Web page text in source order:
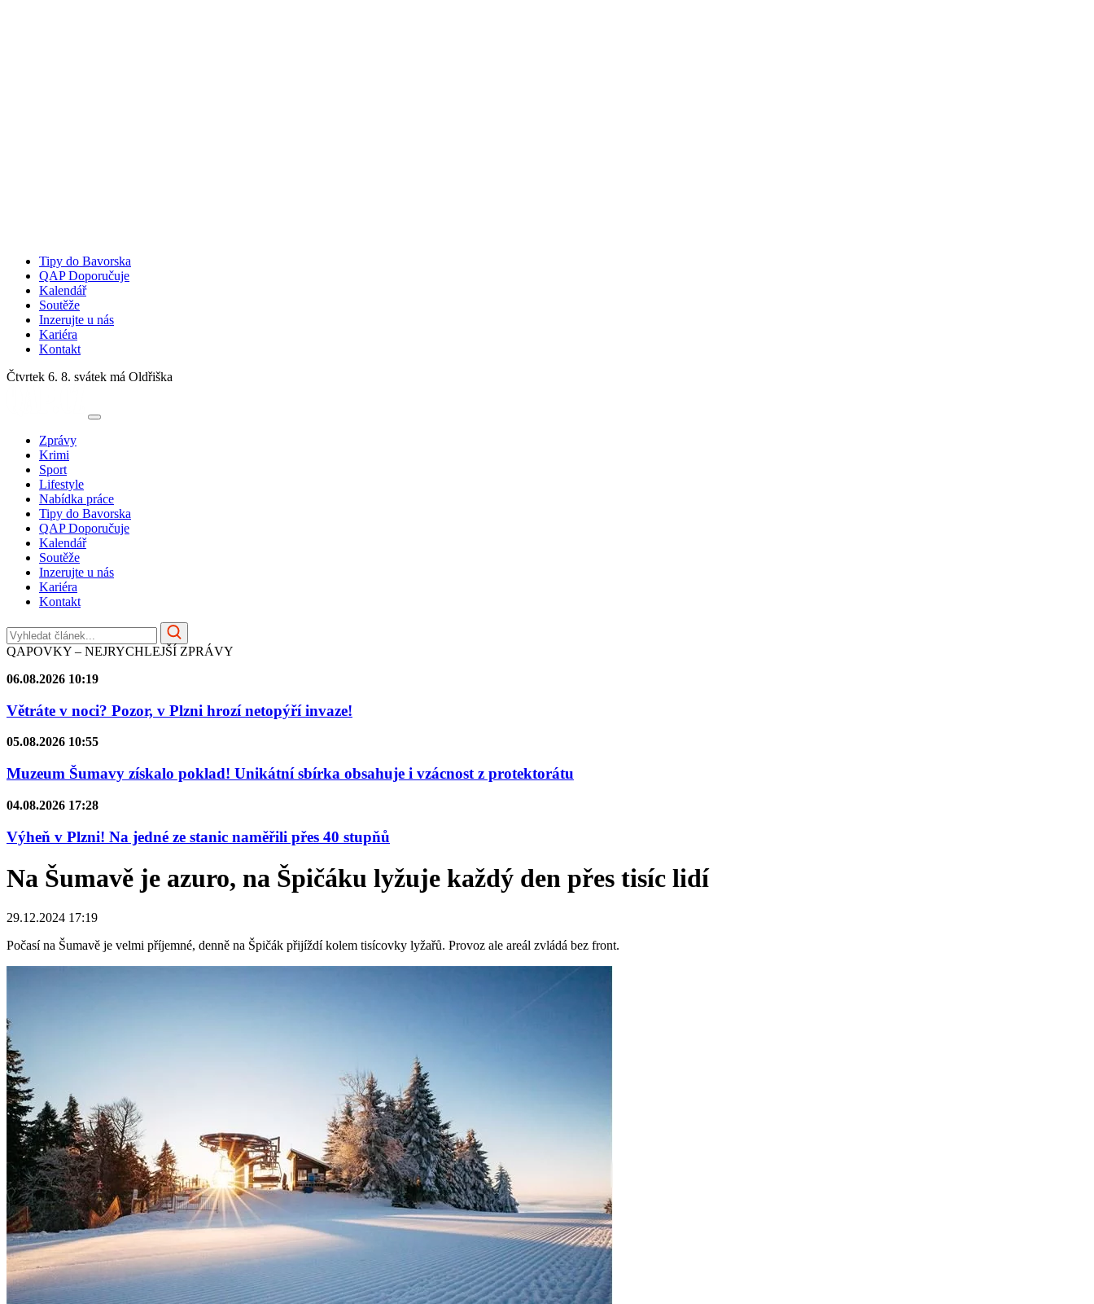
Tipy do Bavorska
QAP Doporučuje
Kalendář
Soutěže
Inzerujte u nás
Kariéra
Kontakt
Čtvrtek 6. 8. svátek má Oldřiška
Zprávy
Krimi
Sport
Lifestyle
Nabídka práce
Tipy do Bavorska
QAP Doporučuje
Kalendář
Soutěže
Inzerujte u nás
Kariéra
Kontakt
QAPOVKY – NEJRYCHLEJŠÍ ZPRÁVY
06.08.2026 10:19
Větráte v noci? Pozor, v Plzni hrozí netopýří invaze!
05.08.2026 10:55
Muzeum Šumavy získalo poklad! Unikátní sbírka obsahuje i vzácnost z protektorátu
04.08.2026 17:28
Výheň v Plzni! Na jedné ze stanic naměřili přes 40 stupňů
Na Šumavě je azuro, na Špičáku lyžuje každý den přes tisíc lidí
29.12.2024 17:19
Počasí na Šumavě je velmi příjemné, denně na Špičák přijíždí kolem tisícovky lyžařů. Provoz ale areál zvládá bez front.